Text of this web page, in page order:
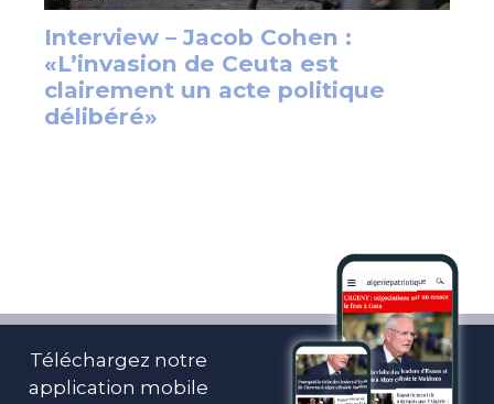
Téléchargez notre
application mobile